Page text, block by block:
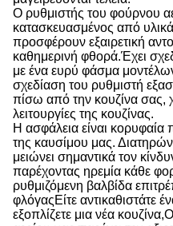
Ο ρυθμιστής του φούρνου
κατασκευασμένος από
προσφέρουν εξαιρετική
καθημερινή φθορά.Έχει
με ένα ευρύ φάσμα
σχεδίαση του ρυθμιστή
πίσω από την κουζίνα σας,
λειτουργίες της κουζίνας.
Η ασφάλεια είναι κορυφαία
της καυσίμου μας.
μειώνει σημαντικά τον
παρέχοντας ηρεμία κάθε
ρυθμιζόμενη βαλβίδα
φλόγαςΕίτε αντικαθιστάτε
εξοπλίζετε μια νέα